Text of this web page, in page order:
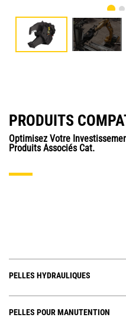
PRODUITS
Optimisez Votre
Produits Associés Cat.
PELLES HYDRAULIQUES
PELLES POUR MANUTENTION